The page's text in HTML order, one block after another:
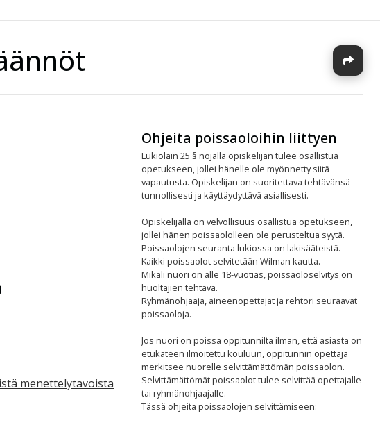
menettelytavoista
Ohjeita poissaoloihin liittyen
Lukiolain 25 § nojalla opiskelijan tulee osallistua
opetukseen, jollei hänelle ole myönnetty siitä
vapautusta. Opiskelijan on suoritettava tehtävänsä
tunnollisesti ja käyttäydyttävä asiallisesti.
Opiskelijalla on velvollisuus osallistua opetukseen,
jollei hänen poissaololleen ole perusteltua syytä.
Poissaolojen seuranta lukiossa on lakisääteistä.
Kaikki poissaolot selvitetään Wilman kautta.
Mikäli nuori on alle 18-vuotias, poissaoloselvitys on
huoltajien tehtävä.
Ryhmänohjaaja, aineenopettajat ja rehtori seuraavat
poissaoloja.
Jos nuori on poissa oppitunnilta ilman, että asiasta on
etukäteen ilmoitettu kouluun, oppitunnin opettaja
merkitsee nuorelle selvittämättömän poissaolon.
Selvittämättömät poissaolot tulee selvittää opettajalle
tai ryhmänohjaajalle.
Tässä ohjeita poissaolojen selvittämiseen: